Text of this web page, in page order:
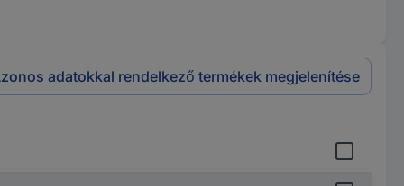
adatokkal rendelkező termékek megjelenítése